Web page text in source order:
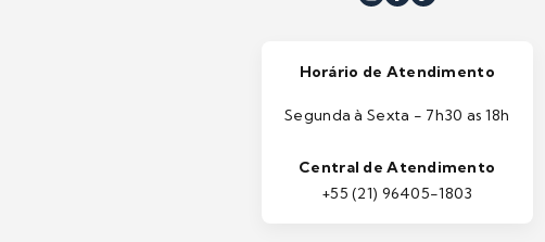
Horário de Atendimento
Segunda à Sexta - 7h30 as 18h
Central de Atendimento
+55 (21) 96405-1803